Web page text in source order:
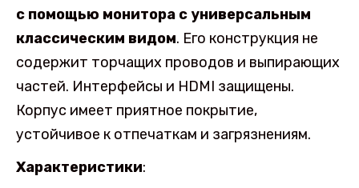
с помощью монитора с универсальным
классическим видом. Его конструкция не
содержит торчащих проводов и выпирающих
частей. Интерфейсы и HDMI защищены.
Корпус имеет приятное покрытие,
устойчивое к отпечаткам и загрязнениям.
Характеристики: